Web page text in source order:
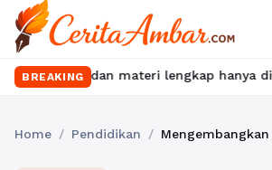
BREAKING
materi lengkap hanya di
Home / Pendidikan /